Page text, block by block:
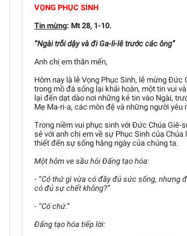
VỌNG PHỤC SINH
Tin mừng: Mt 28, 1-10.
“Ngài trỗi dậy và đi Ga-li-lê trước các ông”
Anh chị em thân mến,
Hôm nay là lễ Vọng Phục Sinh, lễ mừng Đức
trong mồ đá sống lại khải hoàn, một tin vui
lại đến dạt dào nơi những kẻ tin vào Ngài,
Mẹ Ma-ri-a, các môn đệ và những người yêu
Trong niềm vui phục sinh với Đức Chúa Giê-
sẻ với anh chị em về sự Phục Sinh của Chúa
thiết đến sự sống hằng ngày của chúng ta.
Một hôm ve sầu hỏi Đấng tạo hóa:
- “Có thứ gì vừa có đầy đủ sức sống, nhưng
có đủ sự chết không?”
- “Có chứ.”
Đấng tạo hóa tiếp lời: